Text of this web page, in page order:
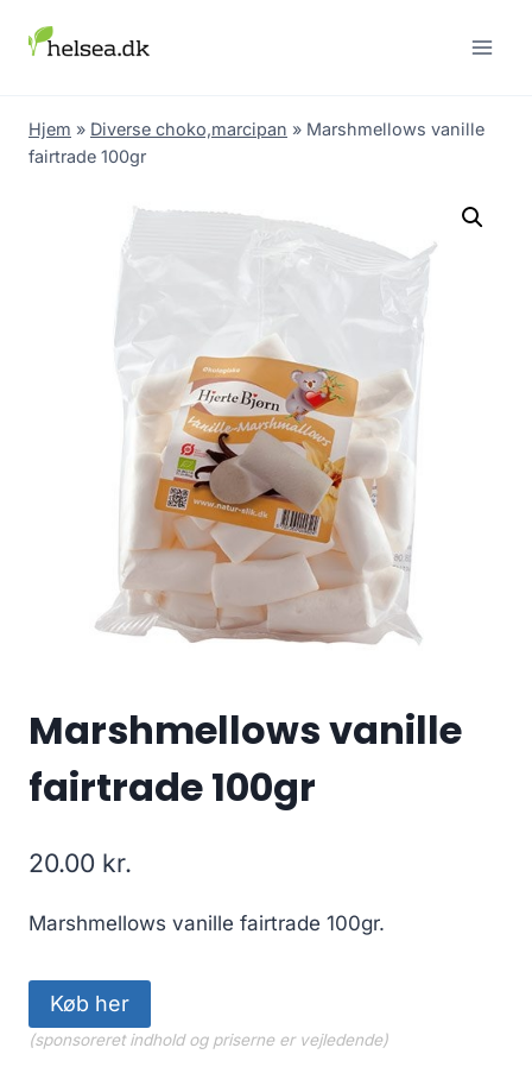
Hjem » Diverse choko,marcipan » Marshmellows vanille
fairtrade 100gr
Marshmellows vanille
fairtrade 100gr
20.00 kr.
Marshmellows vanille fairtrade 100gr.
Køb her
(sponsoreret indhold og priserne er vejledende)